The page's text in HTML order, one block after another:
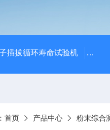
插拔循环寿命试验机
首页 产品中心 粉末综合